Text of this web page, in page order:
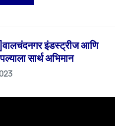
इंडस्ट्रीज आणि
सार्थ अभिमान